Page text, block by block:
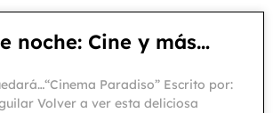
noche: Cine y más…
Paradiso” Escrito por:
Volver a ver esta deliciosa